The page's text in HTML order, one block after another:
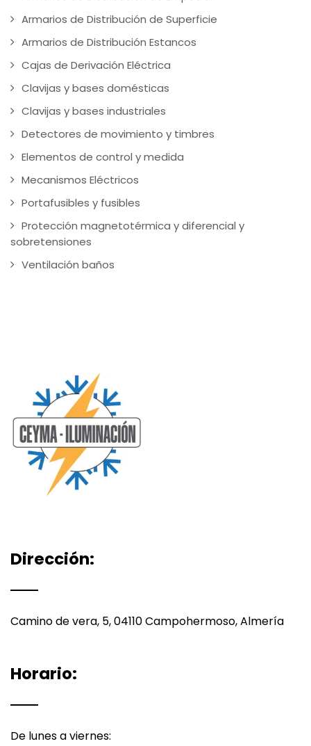
Armarios de Distribución de Superficie
Armarios de Distribución Estancos
Cajas de Derivación Eléctrica
Clavijas y bases domésticas
Clavijas y bases industriales
Detectores de movimiento y timbres
Elementos de control y medida
Mecanismos Eléctricos
Portafusibles y fusibles
Protección magnetotérmica y diferencial y
sobretensiones
Ventilación baños
Dirección:
Camino de vera, 5, 04110 Campohermoso, Almería
Horario:
De lunes a viernes: